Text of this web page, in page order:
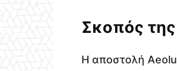
Σκοπός
Η αποστολή